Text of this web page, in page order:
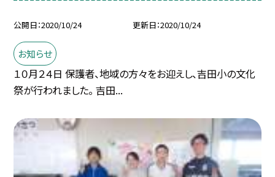
公開日 2020/10/24 更新日 2020/10/24
お知らせ
１０月２４日 保護者、地域の方々をお迎えし、吉田小の文化
祭が行われました。 吉田...